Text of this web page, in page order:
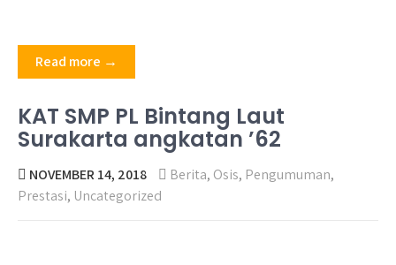
Read more →
KAT SMP PL Bintang Laut
Surakarta angkatan ’62
NOVEMBER 14, 2018 Berita, Osis, Pengumuman,
Prestasi, Uncategorized